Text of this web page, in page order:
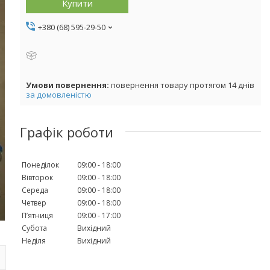
Купити
+380 (68) 595-29-50
повернення товару протягом 14 днів
за домовленістю
Графік роботи
Понеділок 09:00
18:00
Вівторок
09:00
18:00
Середа
09:00
18:00
Четвер
09:00
18:00
Пʼятниця
09:00
17:00
Субота
Вихідний
Неділя
Вихідний